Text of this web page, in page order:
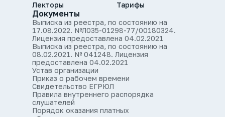
Лекторы
Тарифы
Документы
Выписка из реестра, по состоянию на
17.08.2022. №Л035-01298-77/00180324.
Лицензия предоставлена 04.02.2021
Выписка из реестра, по состоянию на
08.02.2021. № 041248. Лицензия
предоставлена 04.02.2021
Устав организации
Приказ о рабочем времени
Свидетельство ЕГРЮЛ
Правила внутреннего распорядка
слушателей
Порядок оказания платных